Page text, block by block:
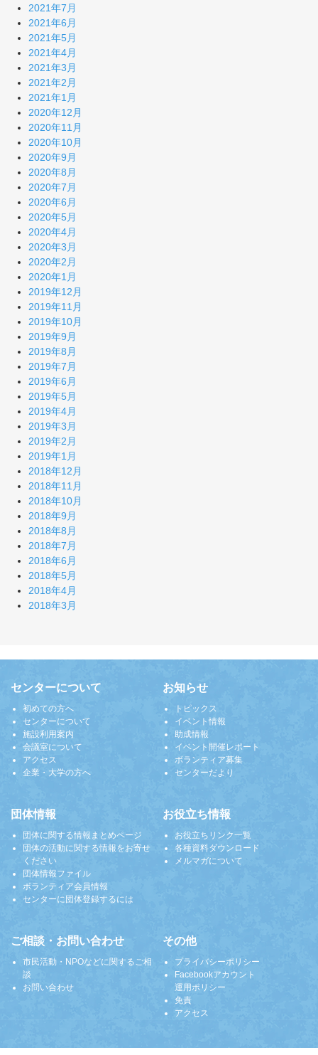
2021年7月
2021年6月
2021年5月
2021年4月
2021年3月
2021年2月
2021年1月
2020年12月
2020年11月
2020年10月
2020年9月
2020年8月
2020年7月
2020年6月
2020年5月
2020年4月
2020年3月
2020年2月
2020年1月
2019年12月
2019年11月
2019年10月
2019年9月
2019年8月
2019年7月
2019年6月
2019年5月
2019年4月
2019年3月
2019年2月
2019年1月
2018年12月
2018年11月
2018年10月
2018年9月
2018年8月
2018年7月
2018年6月
2018年5月
2018年4月
2018年3月
センターについて
初めての方へ
センターについて
施設利用案内
会議室について
アクセス
企業・大学の方へ
お知らせ
トピックス
イベント情報
助成情報
イベント開催レポート
ボランティア募集
センターだより
団体情報
団体に関する情報まとめページ
団体の活動に関する情報をお寄せ
ください
団体情報ファイル
ボランティア会員情報
センターに団体登録するには
お役立ち情報
お役立ちリンク一覧
各種資料ダウンロード
メルマガについて
ご相談・お問い合わせ
市民活動・NPOなどに関するご相
談
お問い合わせ
その他
プライバシーポリシー
Facebookアカウント
運用ポリシー
免責
アクセス